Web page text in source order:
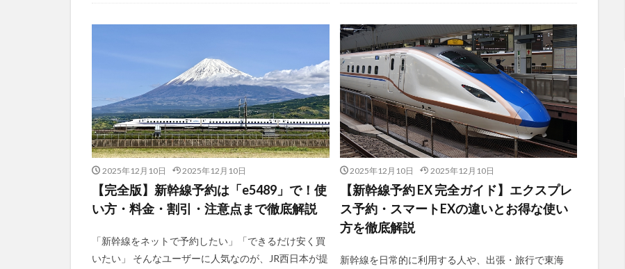
2025年12月10日 2025年12月10日
【完全版】新幹線予約は「e5489」で！使
い方・料金・割引・注意点まで徹底解説
「新幹線をネットで予約したい」「できるだけ安く買
いたい」 そんなユーザーに人気なのが、JR西日本が提
2025年12月10日 2025年12月10日
【新幹線予約 EX 完全ガイド】エクスプレ
ス予約・スマートEXの違いとお得な使い
方を徹底解説
新幹線を日常的に利用する人や、出張・旅行で東海